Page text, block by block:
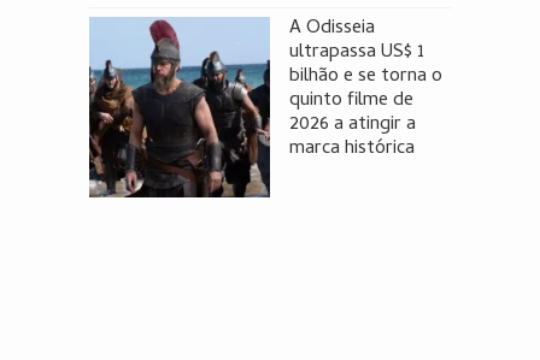
A Odisseia
ultrapassa US$ 1
bilhão e se torna o
quinto filme de
2026 a atingir a
marca histórica